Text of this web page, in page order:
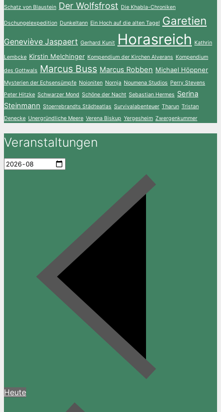
Schatz von Blaustein Der Wolfsfrost Die Khabla-Chroniken
Dschungelexpedition Dunkeltann Ein Hoch auf die alten Tage! Garetien
Geneviève Jaspaert Gerhard Kunit Horasreich Kathrin
Lembcke Kirstin Melchinger Kompendium der Kirchen Alverans Kompendium
des Gottwals Marcus Buss Marcus Robben Michael Höppner
Mysterien der Echsensümpfe Noioniten Nornja Noumena Studios Perry Stevens
Peter Hitzke Schwarzer Mond Schöne der Nacht Sebastian Hermes Serina
Steinmann Stoerrebrandts Städteatlas Survivalabenteuer Tharun Tristan
Denecke Unergründliche Meere Verena Biskup Yergesheim Zwergenkummer
Veranstaltungen
Heute